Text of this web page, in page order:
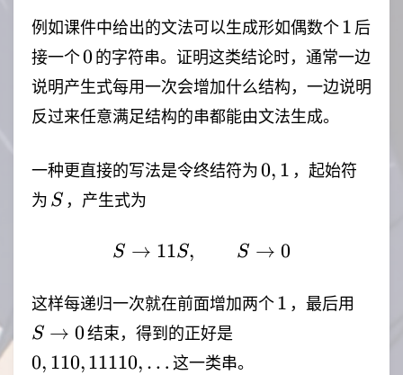
例如课件中给出的文法可以生成形如偶数个1
1 后
接一个0
0的字符串。证明这类结论时，通常一边
说明产生式每用一次会增加什么结构，一边说明
反过来任意满足结构的串都能由文法生成。
一种更直接的写法是令终结符为0,1
0, 1 ，起始符
为 S
S ，产生式为
S\rightarrow
S → 11S, S → 0
这样每递归一次就在前面增加两个1
1 ，最后用
S → 0结束，得到的正好是
0, 110,11110, … 这一类串。